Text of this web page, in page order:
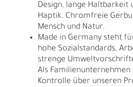
Design, lange Haltbarkeit
Haptik. Chromfreie
Mensch und Natur.
Made in Germany steht
hohe Sozialstandards,
strenge
Als
Kontrolle über unseren